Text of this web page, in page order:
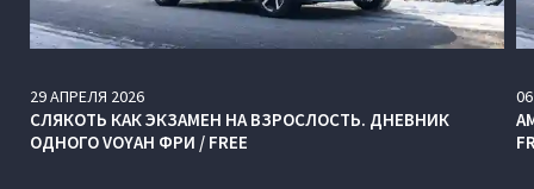
29АПРЕЛЯ 2026
СЛЯКОТЬ КАК ЭКЗАМЕН НА ВЗРОСЛОСТЬ. ДНЕВНИК
ОДНОГО VOYAH ФРИ / FREE
06